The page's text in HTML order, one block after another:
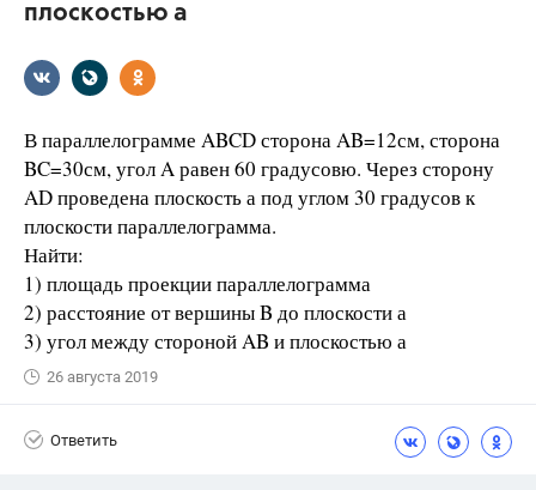
плоскостью а
В параллелограмме ABCD сторона AB=12см, сторона
BC=30см, угол A равен 60 градусовю. Через сторону
AD проведена плоскость а под углом 30 градусов к
плоскости параллелограмма.
Найти:
1) площадь проекции параллелограмма
2) расстояние от вершины B до плоскости а
3) угол между стороной AB и плоскостью а
26 августа 2019
Ответить